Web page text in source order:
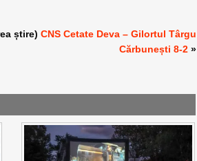
știre)CNS Cetate Deva – Gilortul Târgu
Cărbunești 8-2 »